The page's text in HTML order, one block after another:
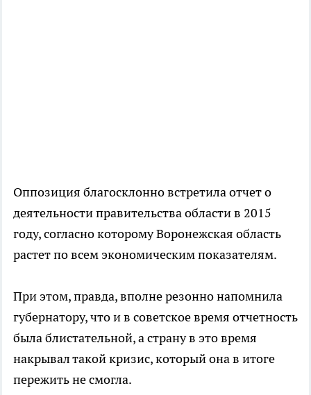
Оппозиция благосклонно встретила отчет о
деятельности правительства области в 2015
году, согласно которому Воронежская область
растет по всем экономическим показателям.
При этом, правда, вполне резонно напомнила
губернатору, что и в советское время отчетность
была блистательной, а страну в это время
накрывал такой кризис, который она в итоге
пережить не смогла.